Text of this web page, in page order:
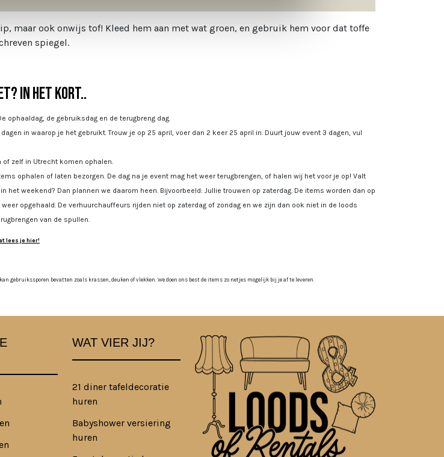
maar ook onwijs tof! Kleed hem aan met wat groen, en gebruik hem voor dat toffe
spiegel.
In het kort..
ophaaldag, de gebruiksdag en de terugbreng dag.
in waarop je het gebruikt. Trouw je op 25 april, voer dan 2 keer 25 april in. Duurt jouw event 3 dagen, vul
zelf in Utrecht komen ophalen.
ophalen of laten bezorgen. De dag na je event mag het weer terugbrengen, of halen wij het voor je op! Valt
het weekend? Dan plannen we daarom heen. Bijvoorbeeld: Jullie trouwen op zaterdag. De items worden dan op
opgehaald. De verhuurchauffeurs rijden niet op zaterdag of zondag en we zijn dan ook niet in de loods
van de spullen.
lees je hier!
gebruikssporen bevatten zoals krassen, deuken of vlekken. We doen ons best de items zo netjes mogelijk bij je af te leveren.
WAT VIER JIJ?
21 diner tafeldecoratie
huren
Babyshower versiering
huren